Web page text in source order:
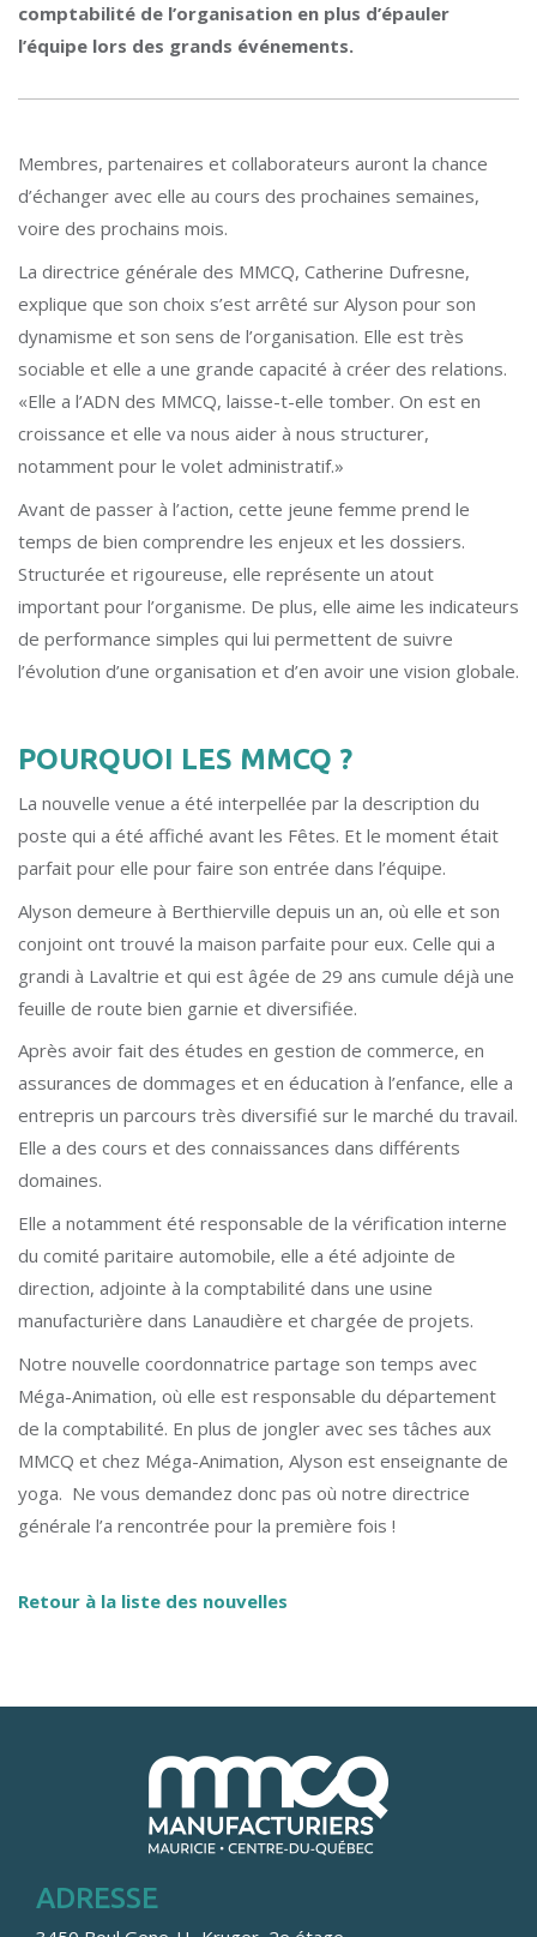
comptabilité de l’organisation en plus d’épauler
l’équipe lors des grands événements.
Membres, partenaires et collaborateurs auront la chance
d’échanger avec elle au cours des prochaines semaines,
voire des prochains mois.
La directrice générale des MMCQ, Catherine Dufresne,
explique que son choix s’est arrêté sur Alyson pour son
dynamisme et son sens de l’organisation. Elle est très
sociable et elle a une grande capacité à créer des relations.
«Elle a l’ADN des MMCQ, laisse-t-elle tomber. On est en
croissance et elle va nous aider à nous structurer,
notamment pour le volet administratif.»
Avant de passer à l’action, cette jeune femme prend le
temps de bien comprendre les enjeux et les dossiers.
Structurée et rigoureuse, elle représente un atout
important pour l’organisme. De plus, elle aime les indicateurs
de performance simples qui lui permettent de suivre
l’évolution d’une organisation et d’en avoir une vision globale.
POURQUOI LES MMCQ ?
La nouvelle venue a été interpellée par la description du
poste qui a été affiché avant les Fêtes. Et le moment était
parfait pour elle pour faire son entrée dans l’équipe.
Alyson demeure à Berthierville depuis un an, où elle et son
conjoint ont trouvé la maison parfaite pour eux. Celle qui a
grandi à Lavaltrie et qui est âgée de 29 ans cumule déjà une
feuille de route bien garnie et diversifiée.
Après avoir fait des études en gestion de commerce, en
assurances de dommages et en éducation à l’enfance, elle a
entrepris un parcours très diversifié sur le marché du travail.
Elle a des cours et des connaissances dans différents
domaines.
Elle a notamment été responsable de la vérification interne
du comité paritaire automobile, elle a été adjointe de
direction, adjointe à la comptabilité dans une usine
manufacturière dans Lanaudière et chargée de projets.
Notre nouvelle coordonnatrice partage son temps avec
Méga-Animation, où elle est responsable du département
de la comptabilité. En plus de jongler avec ses tâches aux
MMCQ et chez Méga-Animation, Alyson est enseignante de
yoga. Ne vous demandez donc pas où notre directrice
générale l’a rencontrée pour la première fois !
Retour à la liste des nouvelles
ADRESSE